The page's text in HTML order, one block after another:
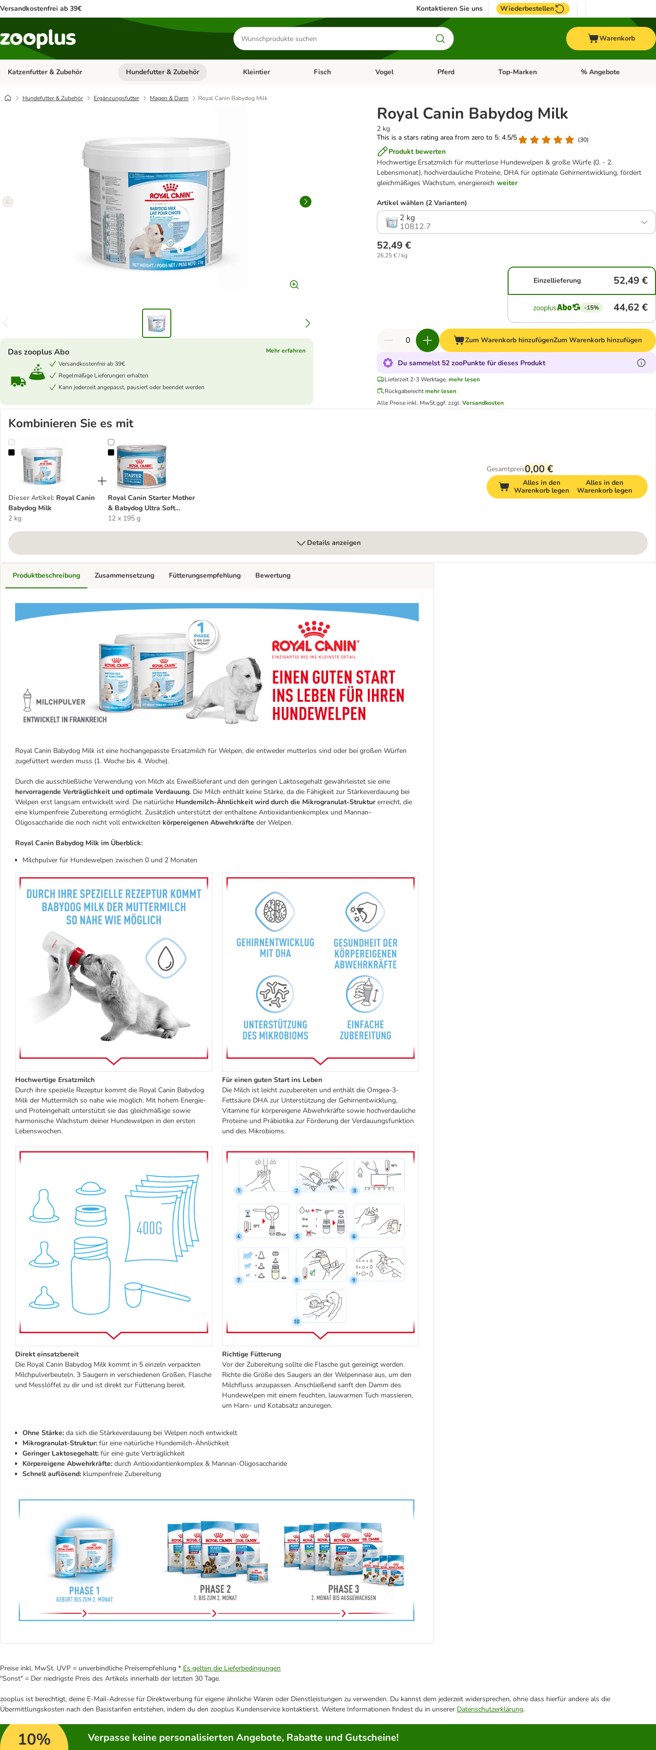
Versandkostenfrei ab 39€ Kontaktieren Sie uns Wiederbestellen
Produkte
suchen
Warenkorb
Katzenfutter & Zubehör Kategorie-Menü öffnen: Katzenfutter & Zubehör
Hundefutter & Zubehör Kategorie-Menü öffnen: Hundefutter & Zubehör
Kleintier Kategorie-Menü öffnen: Kleintier
Fisch Kategorie-Menü öffnen: Fisch
Vogel Kategorie-Menü öffnen: Vogel
Pferd Kategorie-Menü öffnen: Pferd
Top-Marken Kategorie-Menü öffnen:
% Angebote
Hundefutter & Zubehör Ergänzungsfutter Magen & Darm Royal Canin Babydog Milk
Royal Canin Babydog Milk
2 kg
This is a stars rating area from zero to 5: 4.5/5
(30)
Produkt bewerten
Hochwertige Ersatzmilch für mutterlose Hundewelpen & große Würfe (0. - 2.
Lebensmonat), hochverdauliche Proteine, DHA für optimale Gehirnentwicklung, fördert
gleichmäßiges Wachstum, energiereich weiter
Das zooplus Abo
Mehr erfahren
Versandkostenfrei ab 39€
Regelmäßige Lieferungen erhalten
Kann jederzeit angepasst, pausiert oder beendet werden
Artikel wählen (2 Varianten)
2 kg
10812.7
52,49 €
26,25 € / kg
Einzellieferung 52,49 €
-15% 44,62 €
Zum Warenkorb hinzufügenZum Warenkorb hinzufügen
Du sammelst 52 zooPunkte für dieses Produkt
Lieferzeit 2-3 Werktage. mehr lesen
Rückgaberechtmehr lesen
Alle Preise inkl. MwSt.ggf. zzgl.Versandkosten
Kombinieren Sie es mit
Royal Canin Babydog Milk
Dieser Artikel: Royal Canin
Babydog Milk
2 kg
Royal Canin Starter Mother & Babydog Ultra Soft Mousse
Royal Canin Starter Mother
& Babydog Ultra Soft
Mousse
12 x 195 g
Gesamtpreis0,00 €
Alles in den
Warenkorb legen
Alles in den
Warenkorb legen
Details anzeigen
Produktbeschreibung
Royal Canin Babydog Milk ist eine hochangepasste Ersatzmilch für Welpen, die entweder mutterlos sind oder bei großen Würfen
zugefüttert werden muss (1. Woche bis 4. Woche).
Durch die ausschließliche Verwendung von Milch als Eiweißlieferant und den geringen Laktosegehalt gewährleistet sie eine
hervorragende Verträglichkeit und optimale Verdauung. Die Milch enthält keine Stärke, da die Fähigkeit zur Stärkeverdauung bei
Welpen erst langsam entwickelt wird. Die natürliche Hundemilch-Ähnlichkeit wird durch die Mikrogranulat-Strukturerreicht, die
eine klumpenfreie Zubereitung ermöglicht. Zusätzlich unterstützt der enthaltene Antioxidantienkomplex und Mannan-
Oligosaccharide die noch nicht voll entwickelten körpereigenen Abwehrkräfte der Welpen.
Royal Canin Babydog Milk im Überblick:
Milchpulver für Hundewelpen zwischen 0 und 2 Monaten
Hochwertige Ersatzmilch
Durch ihre spezielle Rezeptur kommt die Royal Canin Babydog
Milk der Muttermilch so nahe wie möglich. Mit hohem Energie-
und Proteingehalt unterstützt sie das gleichmäßige sowie
harmonische Wachstum deiner Hundewelpen in den ersten
Lebenswochen.
Für einen guten Start ins Leben
Die Milch ist leicht zuzubereiten und enthält die Omgea-3-
Fettsäure DHA zur Unterstützung der Gehirnentwicklung,
Vitamine für körpereigene Abwehrkräfte sowie hochverdauliche
Proteine und Präbiotika zur Förderung der Verdauungsfunktion
und des Mikrobioms.
Direkt einsatzbereit
Die Royal Canin Babydog Milk kommt in 5 einzeln verpackten
Milchpulverbeuteln, 3 Saugern in verschiedenen Größen, Flasche
und Messlöffel zu dir und ist direkt zur Fütterung bereit.
Richtige Fütterung
Vor der Zubereitung sollte die Flasche gut gereinigt werden.
Richte die Größe des Saugers an der Welpennase aus, um den
Milchfluss anzupassen. Anschließend sanft den Damm des
Hundewelpen mit einem feuchten, lauwarmen Tuch massieren,
um Harn- und Kotabsatz anzuregen.
Ohne Stärke: da sich die Stärkeverdauung bei Welpen noch entwickelt
Mikrogranulat-Struktur: für eine natürliche Hundemilch-Ähnlichkeit
Geringer Laktosegehalt: für eine gute Verträglichkeit
Körpereigene Abwehrkräfte: durch Antioxidantienkomplex & Mannan-Oligosaccharide
Schnell auflösend: klumpenfreie Zubereitung
Zusammensetzung Fütterungsempfehlung Bewertung
Preise inkl. MwSt. UVP = unverbindliche Preisempfehlung * Es gelten die Lieferbedingungen
"Sonst" = Der niedrigste Preis des Artikels innerhalb der letzten 30 Tage.
zooplus ist berechtigt, deine E-Mail-Adresse für Direktwerbung für eigene ähnliche Waren oder Dienstleistungen zu verwenden. Du kannst dem jederzeit widersprechen, ohne dass hierfür andere als die
Übermittlungskosten nach den Basistarifen entstehen, indem du den zooplus Kundenservice kontaktierst. Weitere Informationen findest du in unserer Datenschutzerklärung.
10% Verpasse keine personalisierten Angebote, Rabatte und Gutscheine!